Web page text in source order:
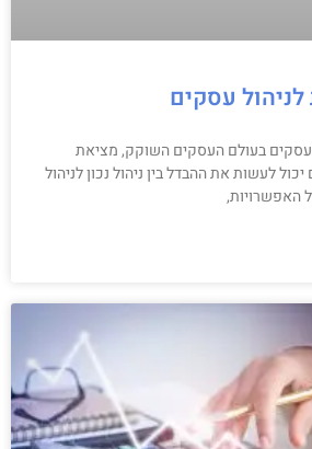
עסקים
עסקים בעולם העסקים השוקק, מציאת
לעשות את ההבדל בין ניהול נכון לניהול
האפשרויות,